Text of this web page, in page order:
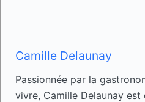
Camille Delaunay
Passionnée par la
vivre, Camille Delaunay est